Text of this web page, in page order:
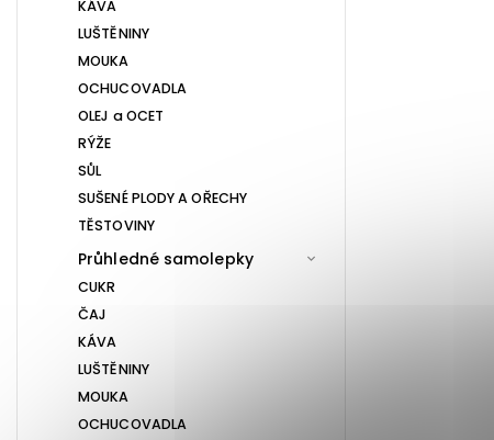
KÁVA
LUŠTĚNINY
MOUKA
OCHUCOVADLA
OLEJ a OCET
RÝŽE
SŮL
SUŠENÉ PLODY A OŘECHY
TĚSTOVINY
Průhledné samolepky
CUKR
ČAJ
KÁVA
LUŠTĚNINY
MOUKA
OCHUCOVADLA